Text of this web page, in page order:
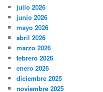
julio 2026
junio 2026
mayo 2026
abril 2026
marzo 2026
febrero 2026
enero 2026
diciembre 2025
noviembre 2025